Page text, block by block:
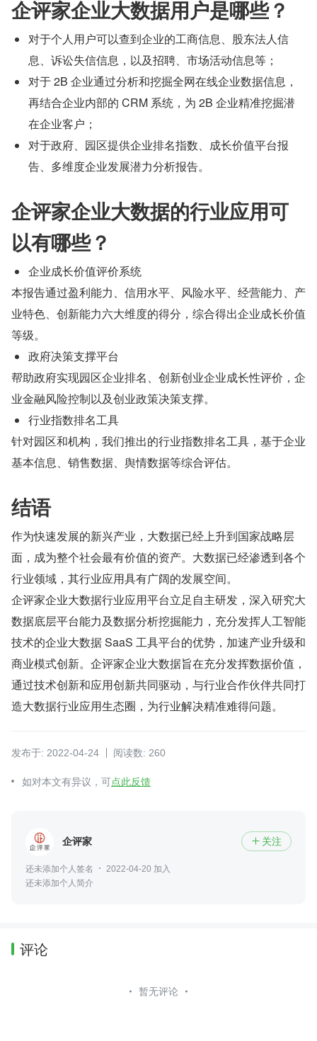
企评家企业大数据用户是哪些？
对于个人用户可以查到企业的工商信息、股东法人信
息、诉讼失信信息，以及招聘、市场活动信息等；
对于 2B 企业通过分析和挖掘全网在线企业数据信息，
再结合企业内部的 CRM 系统，为 2B 企业精准挖掘潜
在企业客户；
对于政府、园区提供企业排名指数、成长价值平台报
告、多维度企业发展潜力分析报告。
企评家企业大数据的行业应用可
以有哪些？
企业成长价值评价系统
本报告通过盈利能力、信用水平、风险水平、经营能力、产
业特色、创新能力六大维度的得分，综合得出企业成长价值
等级。
政府决策支撑平台
帮助政府实现园区企业排名、创新创业企业成长性评价，企
业金融风险控制以及创业政策决策支撑。
行业指数排名工具
针对园区和机构，我们推出的行业指数排名工具，基于企业
基本信息、销售数据、舆情数据等综合评估。
结语
作为快速发展的新兴产业，大数据已经上升到国家战略层
面，成为整个社会最有价值的资产。大数据已经渗透到各个
行业领域，其行业应用具有广阔的发展空间。
企评家企业大数据行业应用平台立足自主研发，深入研究大
数据底层平台能力及数据分析挖掘能力，充分发挥人工智能
技术的企业大数据 SaaS 工具平台的优势，加速产业升级和
商业模式创新。企评家企业大数据旨在充分发挥数据价值，
通过技术创新和应用创新共同驱动，与行业合作伙伴共同打
造大数据行业应用生态圈，为行业解决精准难得问题。
发布于: 2022-04-24 阅读数: 260
如对本文有异议，可点此反馈
企评家  关注
还未添加个人签名
2022-04-20 加入
还未添加个人简介
评论
暂无评论